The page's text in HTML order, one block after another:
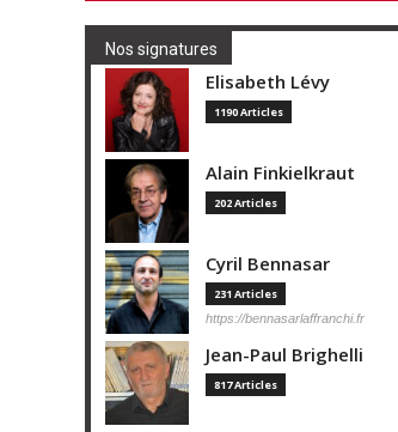
Nos signatures
Elisabeth Lévy
1190 Articles
Alain Finkielkraut
202 Articles
Cyril Bennasar
231 Articles
https://bennasarlaffranchi.fr
Jean-Paul Brighelli
817 Articles